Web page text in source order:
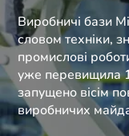
Виробничі бази
словом техніки,
промислові
уже перевищила
запущено вісім
виробничих